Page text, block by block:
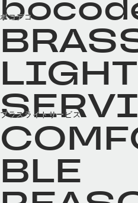
ボコデコ
LIGHT
ブラスライトサービス
BLE